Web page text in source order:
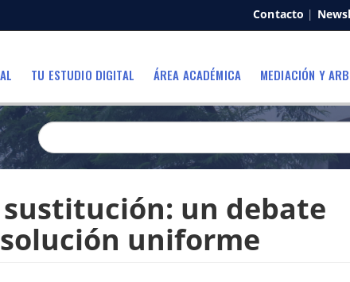
Contacto |
TU ESTUDIO DIGITAL ÁREA ACADÉMICA MEDIACIÓN Y
un debate
uniforme